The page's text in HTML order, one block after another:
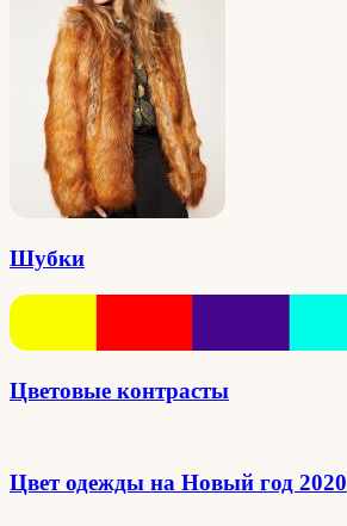
Шубки
Цветовые контрасты
Цвет одежды на Новый год 2020